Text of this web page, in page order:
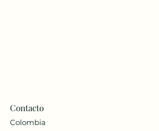
Contacto
Colombia